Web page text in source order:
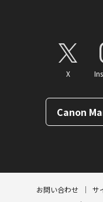
X
Canon
お問い合わせ サ